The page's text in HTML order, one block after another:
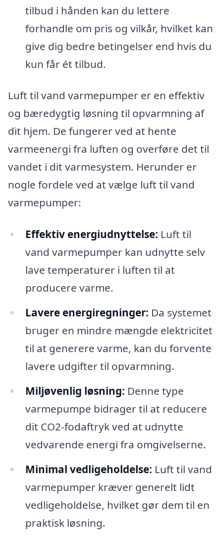
tilbud i hånden kan du lettere
forhandle om pris og vilkår, hvilket kan
give dig bedre betingelser end hvis du
kun får ét tilbud.
Luft til vand varmepumper er en effektiv
og bæredygtig løsning til opvarmning af
dit hjem. De fungerer ved at hente
varmeenergi fra luften og overføre det til
vandet i dit varmesystem. Herunder er
nogle fordele ved at vælge luft til vand
varmepumper:
Effektiv energiudnyttelse: Luft til
vand varmepumper kan udnytte selv
lave temperaturer i luften til at
producere varme.
Lavere energiregninger: Da systemet
bruger en mindre mængde elektricitet
til at generere varme, kan du forvente
lavere udgifter til opvarmning.
Miljøvenlig løsning: Denne type
varmepumpe bidrager til at reducere
dit CO2-fodaftryk ved at udnytte
vedvarende energi fra omgivelserne.
Minimal vedligeholdelse: Luft til vand
varmepumper kræver generelt lidt
vedligeholdelse, hvilket gør dem til en
praktisk løsning.